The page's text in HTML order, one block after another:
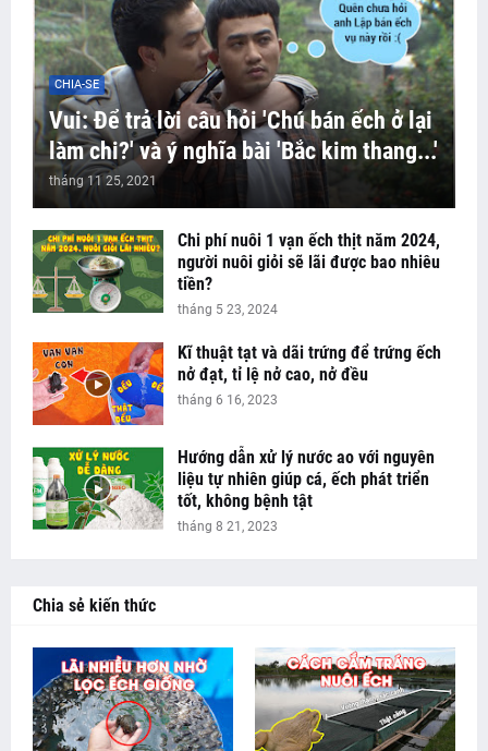
CHIA-SE
Vui: Để trả lời câu hỏi 'Chú bán ếch ở lại
làm chi?' và ý nghĩa bài 'Bắc kim thang...'
tháng 11 25, 2021
Chi phí nuôi 1 vạn ếch thịt năm 2024,
người nuôi giỏi sẽ lãi được bao nhiêu
tiền?
tháng 5 23, 2024
Kĩ thuật tạt và dãi trứng để trứng ếch
nở đạt, tỉ lệ nở cao, nở đều
tháng 6 16, 2023
Hướng dẫn xử lý nước ao với nguyên
liệu tự nhiên giúp cá, ếch phát triển
tốt, không bệnh tật
tháng 8 21, 2023
Chia sẻ kiến thức